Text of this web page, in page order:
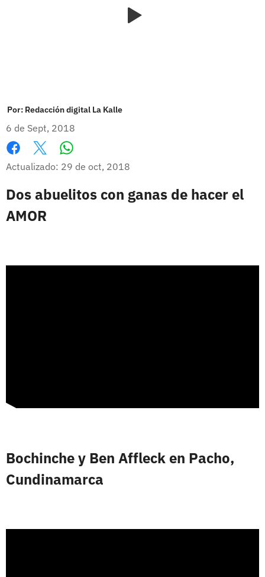
Por: Redacción digital La Kalle
6 de Sept, 2018
Facebook
X Whatsapp
Actualizado: 29 de oct, 2018
Dos abuelitos con ganas de hacer el
AMOR
Bochinche y Ben Affleck en Pacho,
Cundinamarca